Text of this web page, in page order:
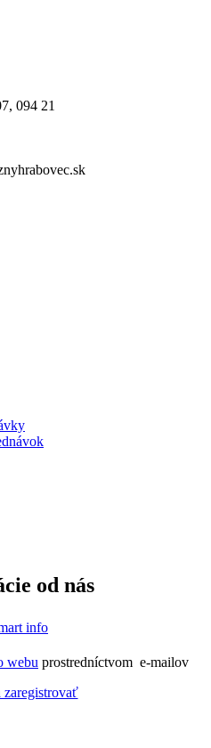
094 21
od nás
webu prostredníctvom e-mailov
zaregistrovať